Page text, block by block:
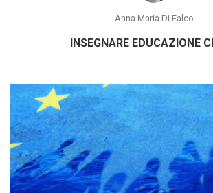
Anna Maria Di Falco
INSEGNARE EDUCAZIONE